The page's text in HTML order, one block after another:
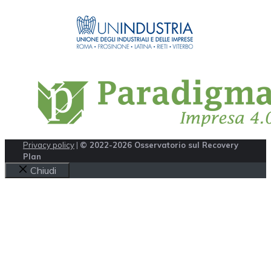
Privacy policy | © 2022-2026 Osservatorio sul Recovery
Plan
Chiudi